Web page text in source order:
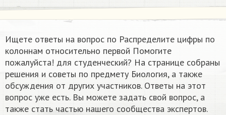
Ищете ответы на вопрос по Распределите цифры по
колоннам относительно первой Помогите
пожалуйста! для студенческий? На странице собраны
решения и советы по предмету Биология, а также
обсуждения от других участников. Ответы на этот
вопрос уже есть. Вы можете задать свой вопрос, а
также стать частью нашего сообщества экспертов.